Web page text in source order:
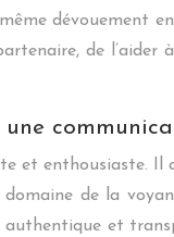
dévouement
de
une
et enthousiaste.
de la
et